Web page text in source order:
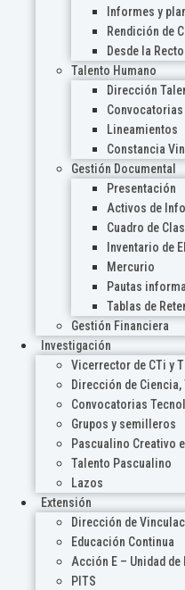
Informes y
Rendición de
Desde la
Talento Humano
Dirección
Lineamientos
Constancia
Gestión Documental
Presentación
Activos de
Cuadro de
Inventario de
Mercurio
Pautas
Tablas de
Gestión Financiera
Investigación
Vicerrector de CTi y
Dirección de
Convocatorias
Grupos y semilleros
Pascualino Creativo
Talento Pascualino
Lazos
Extensión
Dirección de
Educación Continua
Acción E – Unidad
PITS